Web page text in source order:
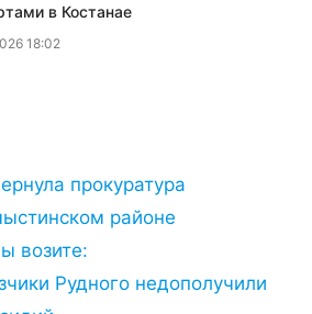
в Костанае
18:02
прокуратура
районе
возите:
Рудного недополучили